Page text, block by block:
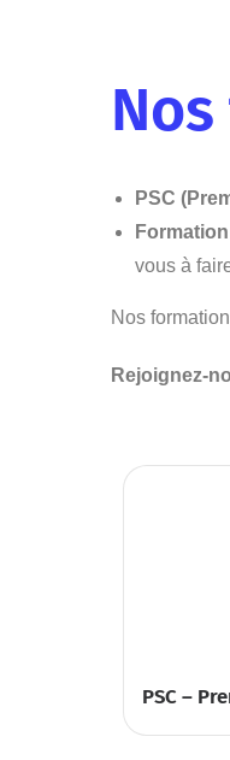
PSC
vous à
Nos
Rejoignez-
PSC –